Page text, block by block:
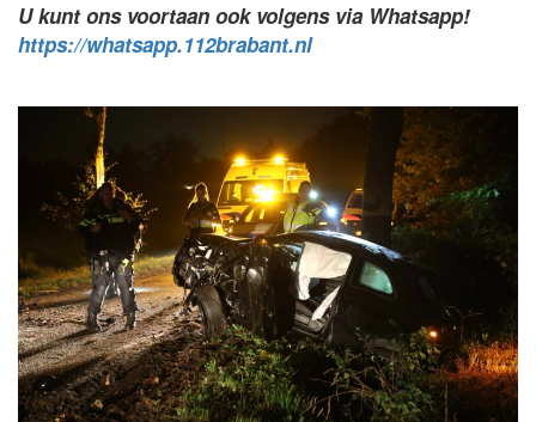
U kunt ons voortaan ook volgens via Whatsapp!
https://whatsapp.112brabant.nl